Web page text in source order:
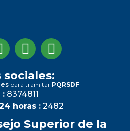
sociales:
para tramitar PQRSDF
: 8374811
horas : 2482
Superior de la